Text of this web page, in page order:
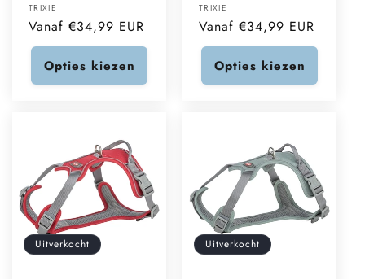
Verkoper:
TRIXIE
Normale
prijs
Vanaf €34,99 EUR
Opties kiezen
Verkoper:
TRIXIE
Normale
prijs
Vanaf €34,99 EUR
Opties kiezen
Uitverkocht Uitverkocht